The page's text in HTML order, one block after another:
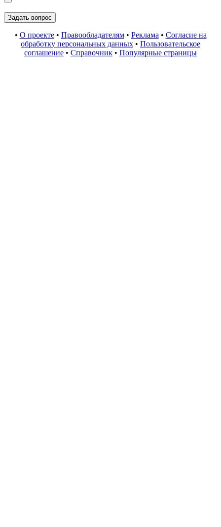
• О проекте• Правообладателям• Реклама • Согласие на
обработку персональных данных • Пользовательское
соглашение • Справочник • Популярные страницы